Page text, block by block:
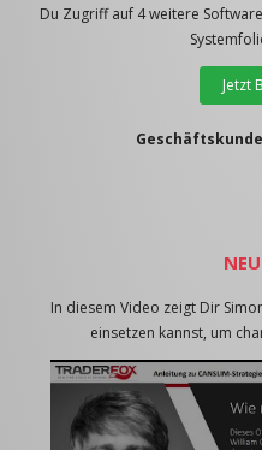
Du Zugriff auf 4 weitere
Jetzt
In diesem Video zeigt Dir
einsetzen kannst, um